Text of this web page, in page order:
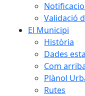
Validació
El Municipi
Història
Dades
Com
Plànol
Rutes